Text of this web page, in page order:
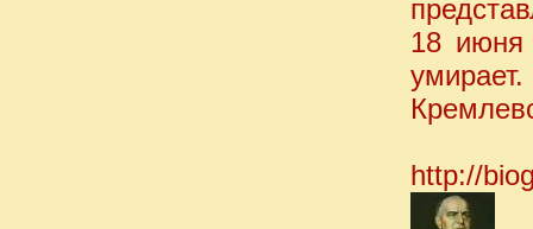
18 июня
http://